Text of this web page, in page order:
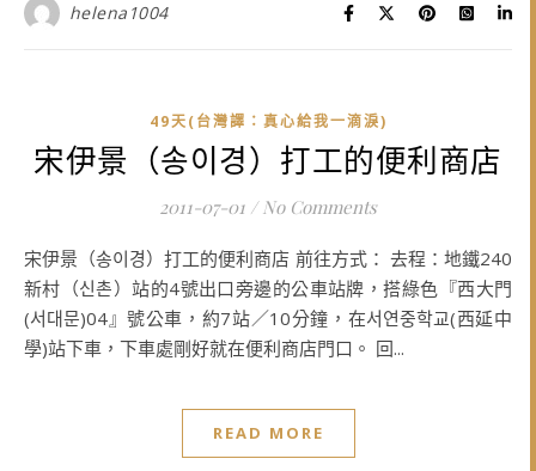
helena1004
49天(台灣譯：真心給我一滴淚)
宋伊景（송이경）打工的便利商店
2011-07-01 / No Comments
宋伊景（송이경）打工的便利商店 前往方式： 去程：地鐵240
新村（신촌）站的4號出口旁邊的公車站牌，搭綠色『西大門
(서대문)04』號公車，約7站／10分鐘，在서연중학교(西延中
學)站下車，下車處剛好就在便利商店門口。 回...
READ MORE